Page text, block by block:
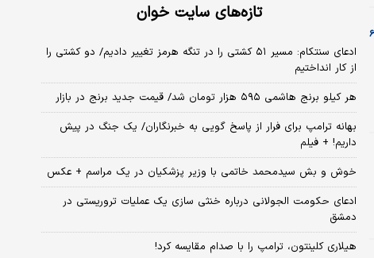
تازه‌های سایت خوان
ادعای سنتکام: مسیر ۵۱ کشتی را در تنگه هرمز تغییر دادیم/ دو کشتی را
از کار انداختیم
هر کیلو برنج هاشمی ۵۹۵ هزار تومان شد/ قیمت جدید برنج در بازار
بهانه ترامپ برای فرار از پاسخ گویی به خبرنگاران/ یک جنگ در پیش
داریم! + فیلم
خوش و بش سیدمحمد خاتمی با وزیر پزشکیان در یک مراسم + عکس
ادعای حکومت الجولانی درباره خنثی سازی یک عملیات تروریستی در
دمشق
هیلاری کلینتون، ترامپ را با صدام مقایسه کرد!